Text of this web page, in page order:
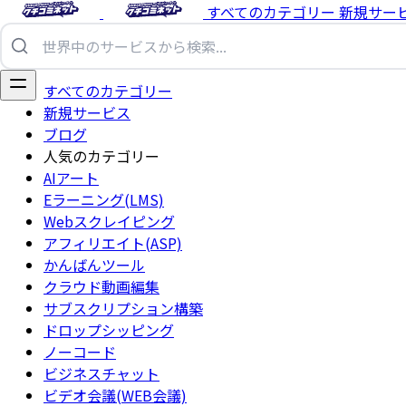
すべてのカテゴリー 新規サー
すべてのカテゴリー
新規サービス
ブログ
人気のカテゴリー
AIアート
Eラーニング(LMS)
Webスクレイピング
アフィリエイト(ASP)
かんばんツール
クラウド動画編集
サブスクリプション構築
ドロップシッピング
ノーコード
ビジネスチャット
ビデオ会議(WEB会議)